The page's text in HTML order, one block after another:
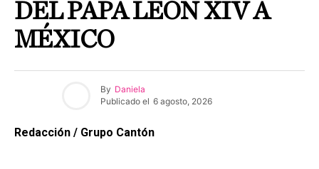
DEL PAPA LEÓN XIV A
MÉXICO
By Daniela
Publicado el 6 agosto, 2026
Redacción / Grupo Cantón